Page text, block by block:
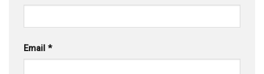
Email *